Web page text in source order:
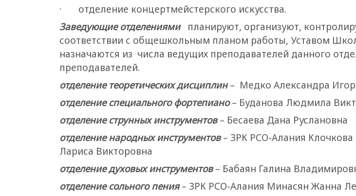
· отделение концертмейстерского искусства.
Заведующие отделениями планируют, организуют,
соответствии с общешкольным планом работы, Уставом
назначаются из числа ведущих преподавателей данного
преподавателей.
отделение теоретических дисциплин– Медко Александра
отделение специального фортепиано– Буданова Людмила
отделение струнных инструментов– Бесаева Дана Руслановна
отделение народных инструментов– ЗРК РСО-Алания
Лариса Викторовна
отделение духовых инструментов– Бабаян Галина
отделение сольного пения– ЗРК РСО-Алания Минасян Жанна